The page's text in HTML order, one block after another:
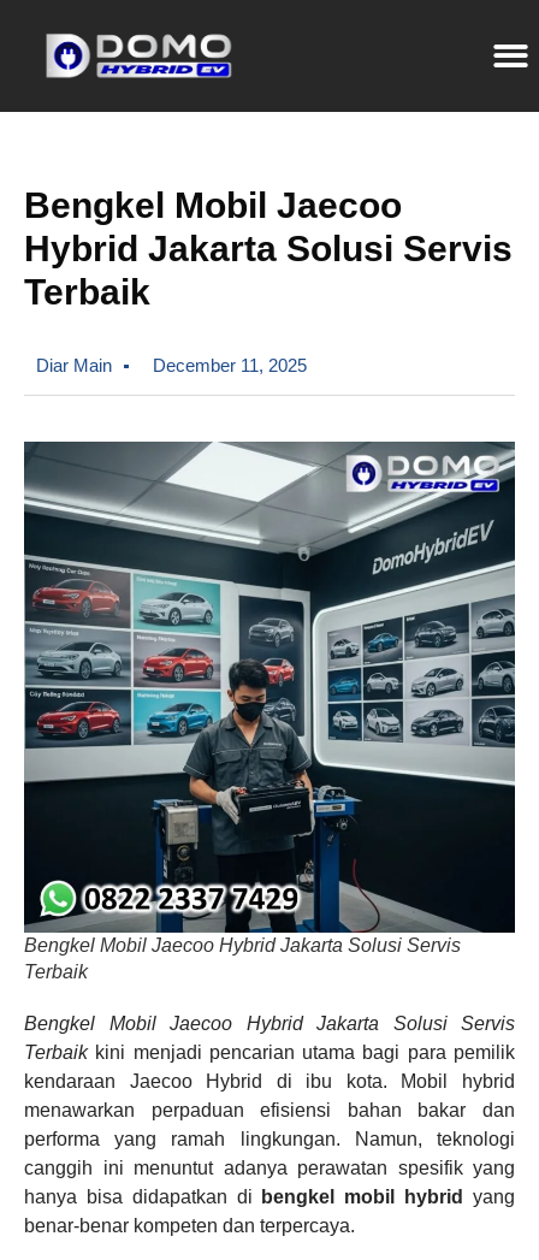
Bengkel Mobil Jaecoo
Hybrid Jakarta Solusi Servis
Terbaik
Diar Main December 11, 2025
Bengkel Mobil Jaecoo Hybrid Jakarta Solusi Servis
Terbaik
Bengkel Mobil Jaecoo Hybrid Jakarta Solusi Servis
Terbaikkini menjadi pencarian utama bagi para pemilik
kendaraan Jaecoo Hybrid di ibu kota. Mobil hybrid
menawarkan perpaduan efisiensi bahan bakar dan
performa yang ramah lingkungan. Namun, teknologi
canggih ini menuntut adanya perawatan spesifik yang
hanya bisa didapatkan di
bengkel mobil hybrid
yang
benar-benar kompeten dan terpercaya.